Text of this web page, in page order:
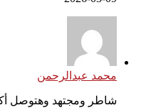
محمد عبدالرحمن
شاطر ومجتهد وهتوصل